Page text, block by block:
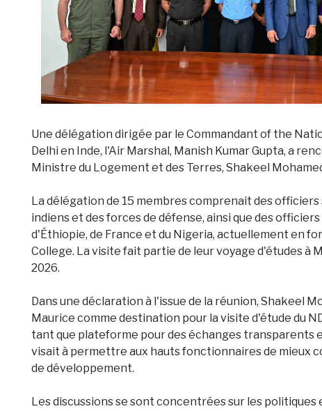
Une délégation dirigée par le Commandant of the
Delhi en Inde, l'Air Marshal, Manish Kumar Gupta, a
Ministre du Logement et des Terres, Shakeel
La délégation de 15 membres comprenait des
indiens et des forces de défense, ainsi que des
d'Éthiopie, de France et du Nigeria, actuellement en
College. La visite fait partie de leur voyage d'études à
2026.
Dans une déclaration à l'issue de la réunion, Shakeel
Maurice comme destination pour la visite d'étude du
tant que plateforme pour des échanges transparents
visait à permettre aux hauts fonctionnaires de mieux
de développement.
Les discussions se sont concentrées sur les